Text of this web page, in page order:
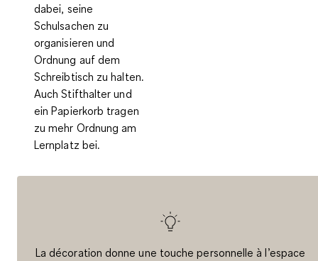
dabei, seine
Schulsachen zu
organisieren und
Ordnung auf dem
Schreibtisch zu halten.
Auch Stifthalter und
ein Papierkorb tragen
zu mehr Ordnung am
Lernplatz bei.
La décoration donne une touche personnelle à l’espace